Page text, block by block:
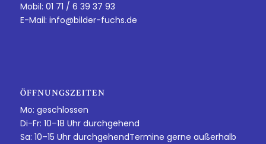
Mobil: 01 71 / 6 39 37 93
E-Mail: info@bilder-fuchs.de
ÖFFNUNGSZEITEN
Mo: geschlossen
Di-Fr: 10–18 Uhr durchgehend
Sa: 10–15 Uhr durchgehendTermine gerne außerhalb